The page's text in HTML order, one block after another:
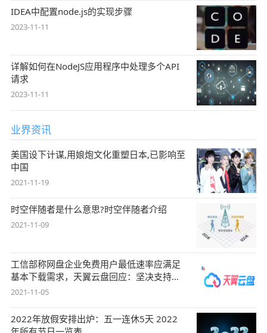
IDEA中配置node.js的实现步骤
2023-11-11
详解如何在NodeJS应用程序中处理多个API
请求
2023-11-11
业界资讯
美国设下计谋,用娘炮文化重塑日本,已影响至
中国
2021-11-19
时空伴随者是什么意思?时空伴随者介绍
2021-11-09
工信部称网盘企业免费用户最低速率应满足
基本下载需求，天翼云盘回应：坚决支持，
始终
2021-11-05
2022年放假安排出炉：五一连休5天 2022